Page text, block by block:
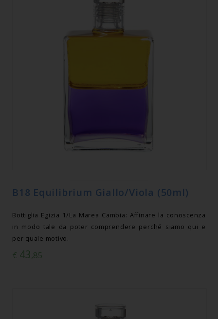
B18 Equilibrium Giallo/Viola (50ml)
Bottiglia Egizia 1/La Marea Cambia: Affinare la conoscenza
in modo tale da poter comprendere perché siamo qui e
per quale motivo.
€ 43,85